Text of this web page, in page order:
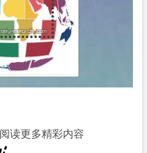
读更多精彩内容